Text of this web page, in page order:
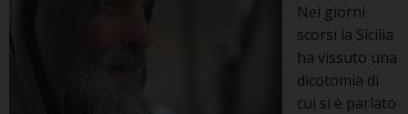
Nei giorni
scorsi la Sicilia
ha vissuto una
dicotomia di
cui si è parlato